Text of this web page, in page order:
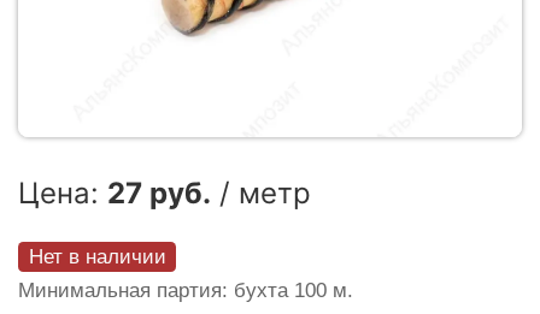
Цена: 27 руб. / метр
Нет в наличии
Минимальная партия: бухта 100 м.